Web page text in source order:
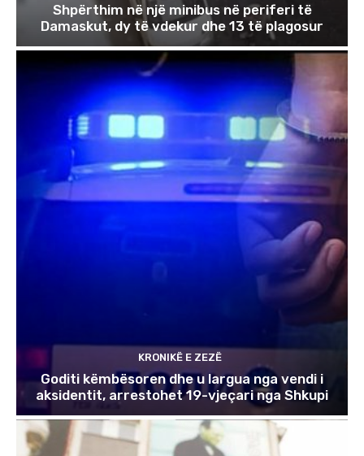
Shpërthim në një minibus në periferi të
Damaskut, dy të vdekur dhe 13 të plagosur
KRONIKË E ZEZË
Goditi këmbësoren dhe u largua nga vendi i
aksidentit, arrestohet 19-vjeçari nga Shkupi